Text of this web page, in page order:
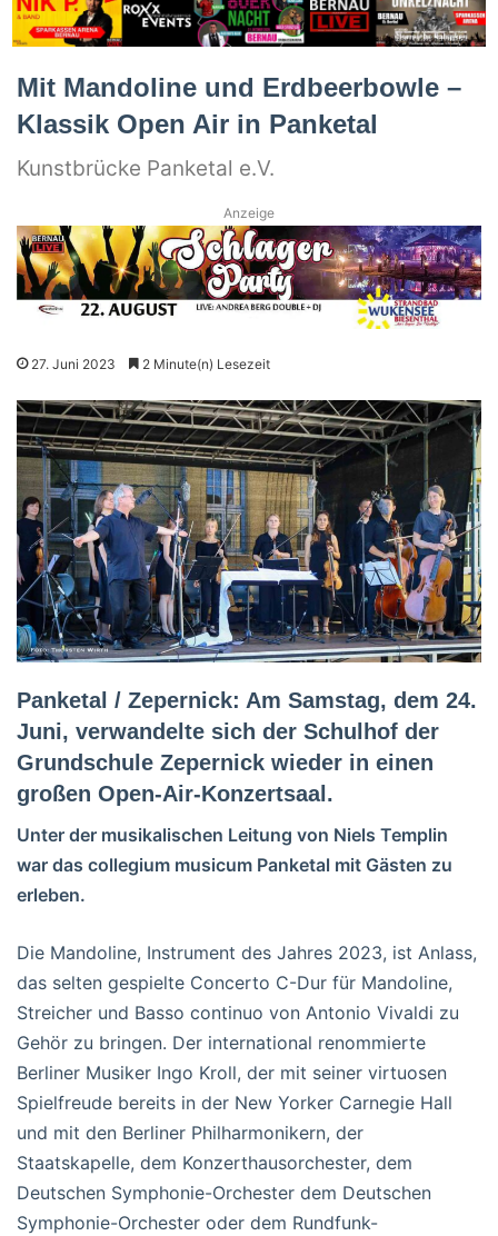
Mit Mandoline und Erdbeerbowle –
Klassik Open Air in Panketal
Kunstbrücke Panketal e.V.
Anzeige
27. Juni 2023 2 Minute(n) Lesezeit
Panketal / Zepernick: Am Samstag, dem 24.
Juni, verwandelte sich der Schulhof der
Grundschule Zepernick wieder in einen
großen Open-Air-Konzertsaal.
Unter der musikalischen Leitung von Niels Templin
war das collegium musicum Panketal mit Gästen zu
erleben.
Die Mandoline, Instrument des Jahres 2023, ist Anlass,
das selten gespielte Concerto C-Dur für Mandoline,
Streicher und Basso continuo von Antonio Vivaldi zu
Gehör zu bringen. Der international renommierte
Berliner Musiker Ingo Kroll, der mit seiner virtuosen
Spielfreude bereits in der New Yorker Carnegie Hall
und mit den Berliner Philharmonikern, der
Staatskapelle, dem Konzerthausorchester, dem
Deutschen Symphonie-Orchester dem Deutschen
Symphonie-Orchester oder dem Rundfunk-